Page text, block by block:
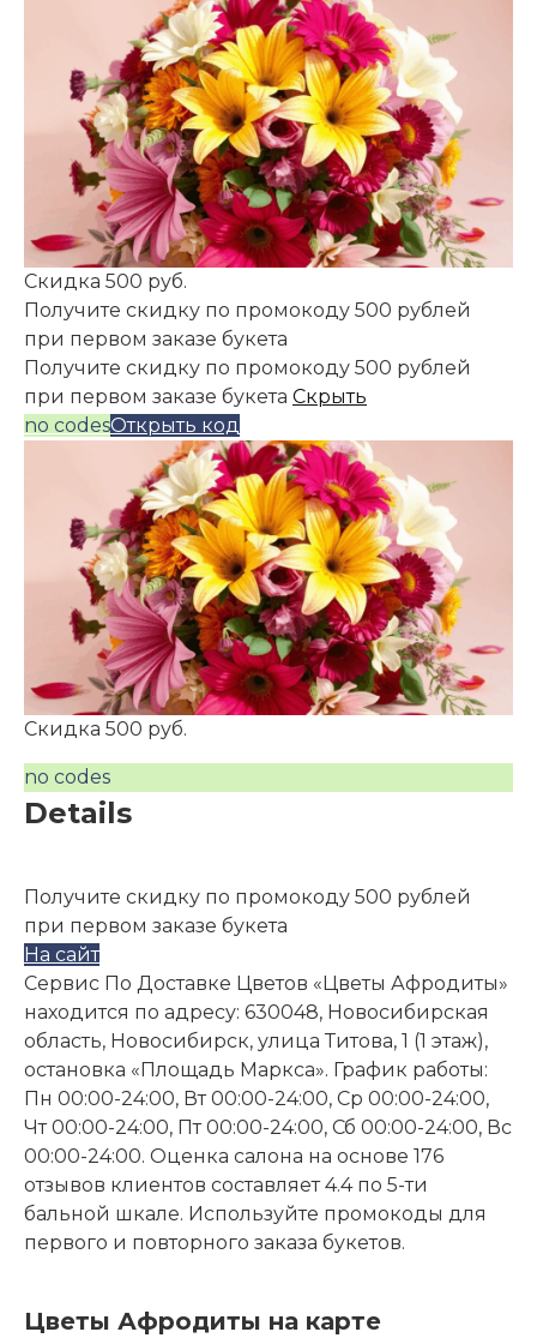
Скидка 500 руб.
Получите скидку по промокоду 500 рублей
при первом заказе букета
Получите скидку по промокоду 500 рублей
при первом заказе букета Скрыть
no codesОткрыть код
Скидка 500 руб.
no codes
Details
Получите скидку по промокоду 500 рублей
при первом заказе букета
На сайт
Сервис По Доставке Цветов «Цветы Афродиты»
находится по адресу: 630048, Новосибирская
область, Новосибирск, улица Титова, 1 (1 этаж),
остановка «Площадь Маркса». График работы:
Пн 00:00-24:00, Вт 00:00-24:00, Ср 00:00-24:00,
Чт 00:00-24:00, Пт 00:00-24:00, Сб 00:00-24:00, Вс
00:00-24:00. Оценка салона на основе 176
отзывов клиентов составляет 4.4 по 5-ти
бальной шкале. Используйте промокоды для
первого и повторного заказа букетов.
Цветы Афродиты на карте